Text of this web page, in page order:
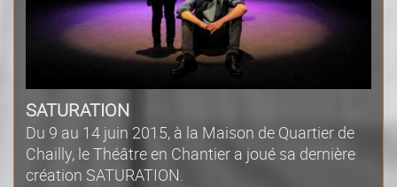
SATURATION
Du 9 au 14 juin 2015, à la Maison de Quartier de
Chailly, le Théâtre en Chantier a joué sa dernière
création SATURATION.